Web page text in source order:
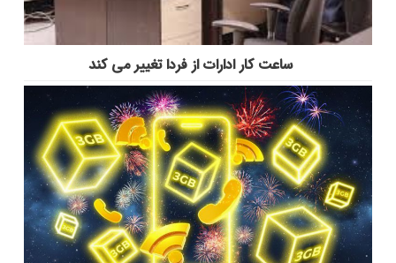
ساعت کار ادارات از فردا تغییر می کند